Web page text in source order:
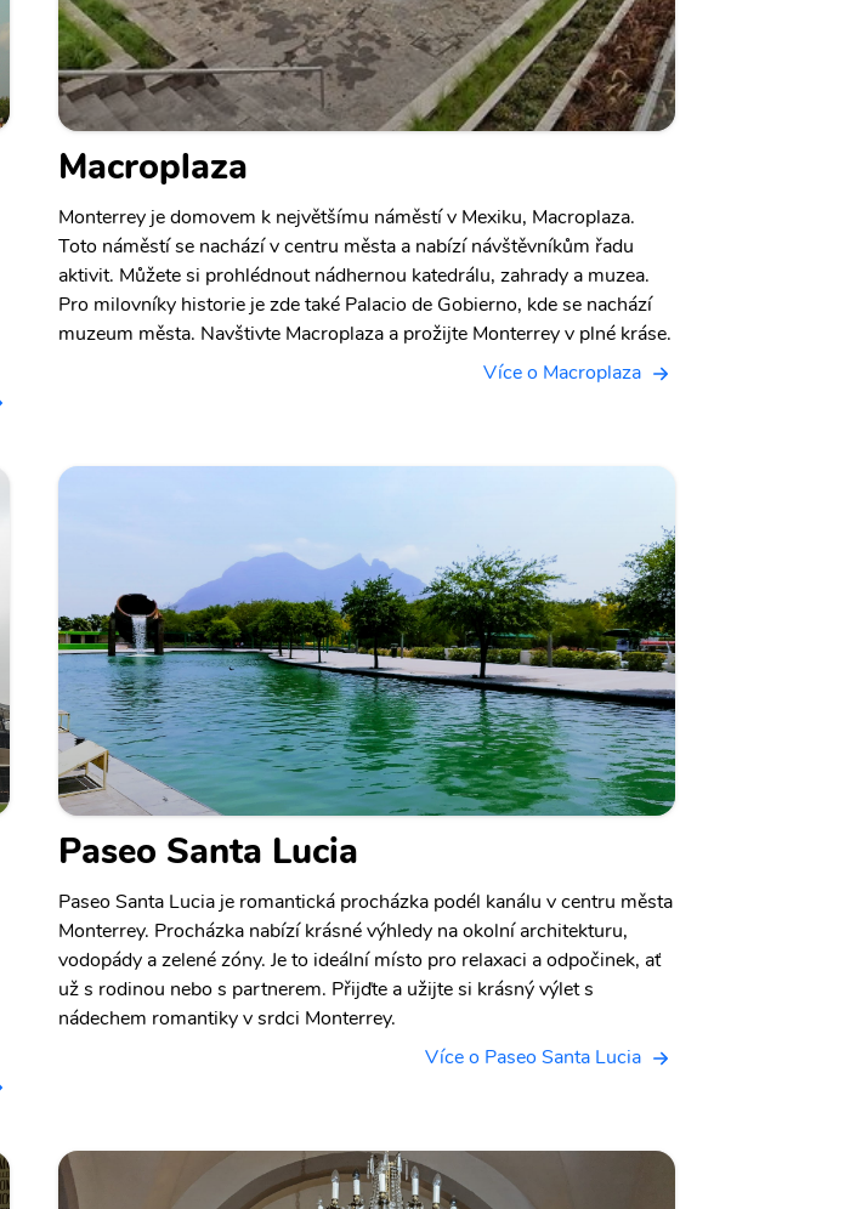
Macroplaza
Monterrey je domovem k největšímu náměstí v Mexiku, Macroplaza.
Toto náměstí se nachází v centru města a nabízí návštěvníkům řadu
aktivit. Můžete si prohlédnout nádhernou katedrálu, zahrady a muzea.
Pro milovníky historie je zde také Palacio de Gobierno, kde se nachází
muzeum města. Navštivte Macroplaza a prožijte Monterrey v plné kráse.
Více o Macroplaza
Paseo Santa Lucia
Paseo Santa Lucia je romantická procházka podél kanálu v centru města
Monterrey. Procházka nabízí krásné výhledy na okolní architekturu,
vodopády a zelené zóny. Je to ideální místo pro relaxaci a odpočinek, ať
už s rodinou nebo s partnerem. Přijďte a užijte si krásný výlet s
nádechem romantiky v srdci Monterrey.
Více o Paseo Santa Lucia